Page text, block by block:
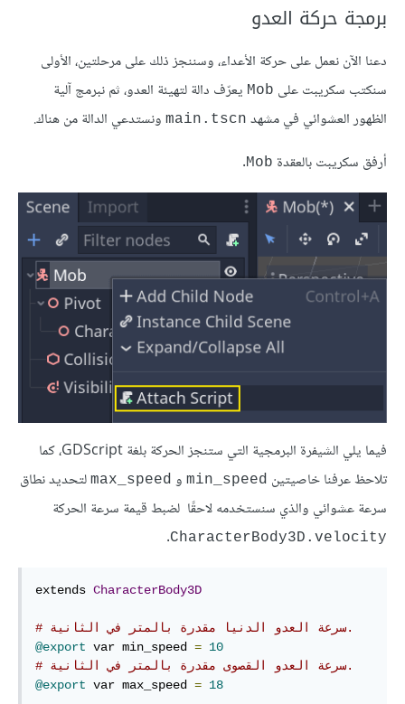
برمجة حركة العدو
دعنا الآن نعمل على حركة الأعداء، وسننجز ذلك على مرحلتين، الأولى
سنكتب سكريبت على Mob يعرّف دالة لتهيئة العدو، ثم نبرمج آلية
الظهور العشوائي في مشهد main.tscn ونستدعي الدالة من هناك.
أرفق سكريبت بالعقدة Mob
.
فيما يلي الشيفرة البرمجية التي ستنجز الحركة بلغة GDScript، كما
تلاحظ عرفنا خاصيتين min_speed و max_speed لتحديد نطاق
سرعة عشوائي والذي سنستخدمه لاحقًا لضبط قيمة سرعة الحركة
CharacterBody3D.velocity
.
extends CharacterBody3D
# سرعة العدو الدنيا مقدرة بالمتر في الثانية.
@export var min_speed = 10
# سرعة العدو القصوى مقدرة بالمتر في الثانية.
@export var max_speed = 18